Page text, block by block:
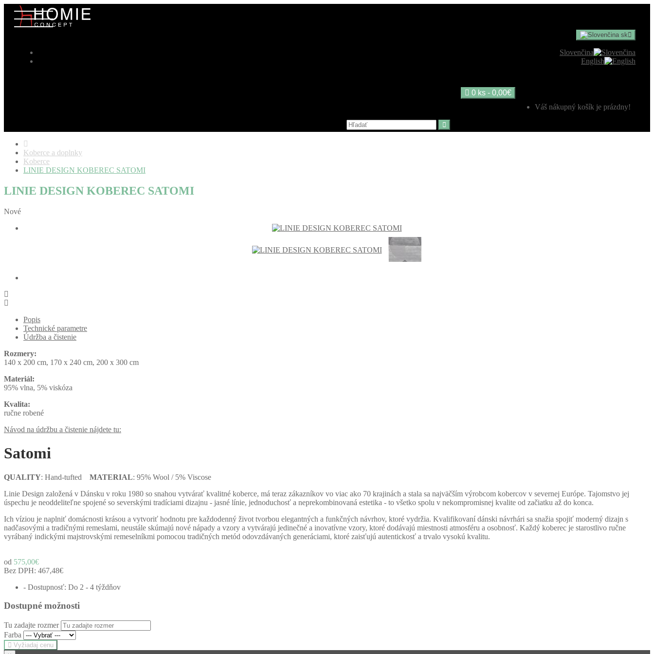
sk
Slovenčina
English
0 ks - 0,00€
Váš nákupný košík je prázdny!
Koberce a doplnky
Koberce
LINIE DESIGN KOBEREC SATOMI
LINIE DESIGN KOBEREC SATOMI
Nové
Popis
Technické parametre
Údržba a čistenie
Rozmery:
140 x 200 cm, 170 x 240 cm, 200 x 300 cm
Materiál:
95% vlna, 5% viskóza
Kvalita:
ručne robené
Návod na údržbu a čistenie nájdete tu:
Satomi
QUALITY: Hand-tufted MATERIAL: 95% Wool / 5% Viscose
Linie Design založená v Dánsku v roku 1980 so snahou vytvárať kvalitné koberce, má teraz zákazníkov vo viac ako 70 krajinách a stala sa najväčším výrobcom kobercov v severnej Európe. Tajomstvo jej
úspechu je neoddeliteľne spojené so severskými tradíciami dizajnu - jasné línie, jednoduchosť a neprekombinovaná estetika - to všetko spolu v nekompromisnej kvalite od začiatku až do konca.
Ich víziou je naplniť domácnosti krásou a vytvoriť hodnotu pre každodenný život tvorbou elegantných a funkčných návrhov, ktoré vydržia. Kvalifikovaní dánski návrhári sa snažia spojiť moderný dizajn s
nadčasovými a tradičnými remeslami, neustále skúmajú nové nápady a vzory a vytvárajú jedinečné a inovatívne vzory, ktoré dodávajú miestnosti atmosféru a osobnosť. Každý koberec je starostlivo ručne
vyrábaný indickými majstrovskými remeselníkmi pomocou tradičných metód odovzdávaných generáciami, ktoré zaisťujú autentickosť a trvalo vysokú kvalitu.
od 575,00€
Bez DPH: 467,48€
- Dostupnosť: Do 2 - 4 týždňov
Dostupné možnosti
Tu zadajte rozmer
Farba
Vyžiadaj cenu